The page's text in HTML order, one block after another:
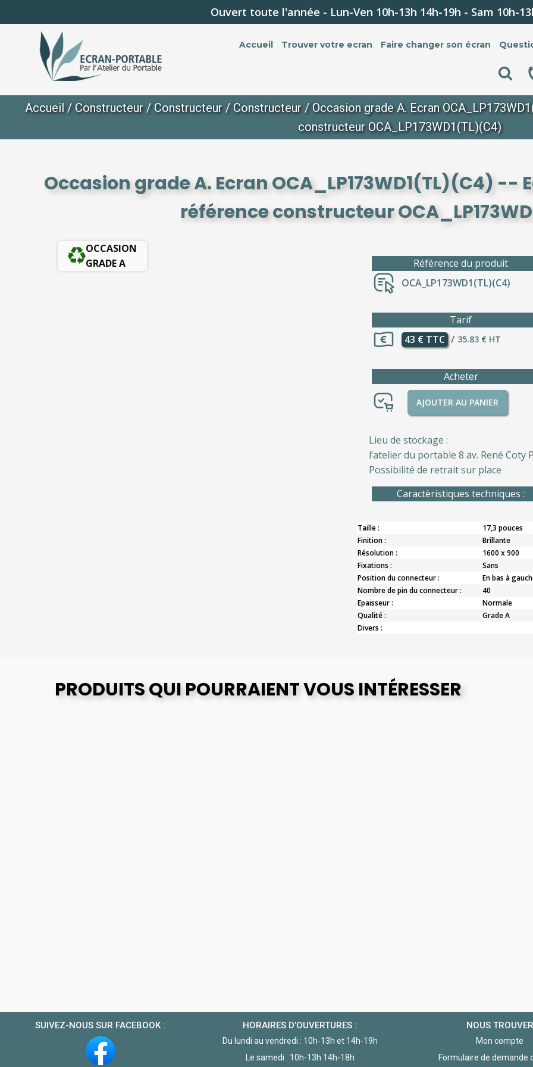
Ouvert toute l'année - Lun-Ven 10h-13h 14h-19h - Sam 10h-
Accueil Trouver votre ecran Faire changer son écran
Accueil/ Constructeur / Constructeur / Constructeur / Occasion grade A. Ecran
constructeur OCA_LP173WD1(TL)(C4)
Occasion grade A. Ecran OCA_LP173WD1(TL)(C4)
référence constructeur
OCCASION
GRADE A
Référence du produit
OCA_LP173WD1(TL)(C4)
Tarif
43 € TTC / 35.83 € HT
Acheter
AJOUTER AU PANIER
Lieu de stockage :
l’atelier du portable 8 av. René Coty
Possibilité de retrait sur place
Caractèristiques techniques :
Taille :
17,3 pouces
Finition :
Brillante
Résolution :
1600 x 900
Fixations :
Sans
Position du connecteur :
En bas à
Nombre de pin du connecteur :
40
Epaisseur :
Normale
Qualité :
Grade A
Divers :
PRODUITS QUI POURRAIENT VOUS INTÉRESSER
SUIVEZ-NOUS SUR FACEBOOK : HORAIRES D’OUVERTURES :
Du lundi au vendredi : 10h-13h et 14h-19h
Le samedi : 10h-13h 14h-18h
NOUS TROUVER
Mon compte
Formulaire de demande